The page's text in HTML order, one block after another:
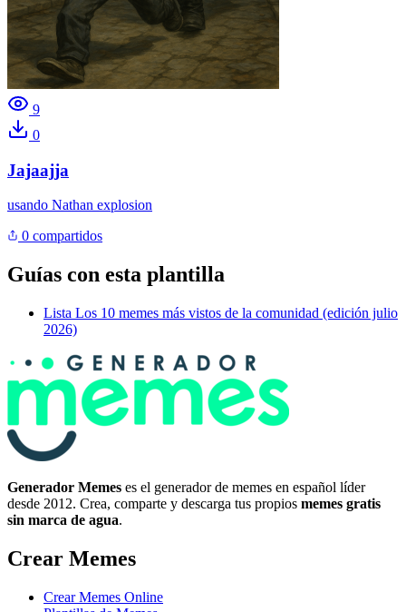
9
0
Jajaajja
usando Nathan explosion
0 compartidos
Guías con esta plantilla
Lista Los 10 memes más vistos de la comunidad (edición julio
2026)
Generador Memes es el generador de memes en español líder
desde 2012. Crea, comparte y descarga tus propios memes gratis
sin marca de agua.
Crear Memes
Crear Memes Online